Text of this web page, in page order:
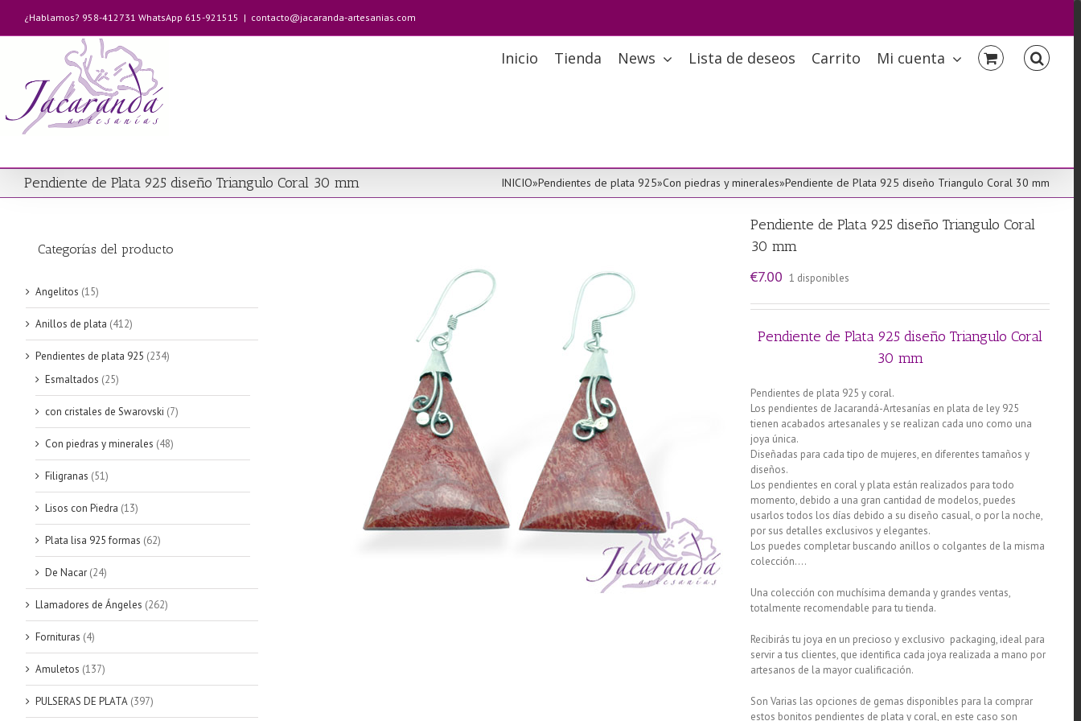
contenido
¿Hablamos? 958-412731 WhatsApp 615-921515 | contacto@jacaranda-artesanias.com
Inicio Tienda News Lista de deseos Carrito Mi cuenta
Pendiente de Plata 925 diseño Triangulo Coral 30 mm INICIO»Pendientes de plata 925»Con piedras y minerales»Pendiente de Plata 925 diseño Triangulo Coral 30 mm
Pendiente de Plata 925 diseño Triangulo Coral
30 mm
€7.00 1 disponibles
Pendiente de Plata 925 diseño Triangulo Coral
30 mm
Pendientes de plata 925 y coral.
Los pendientes de Jacarandá-Artesanías en plata de ley 925
tienen acabados artesanales y se realizan cada uno como una
joya única.
Diseñadas para cada tipo de mujeres, en diferentes tamaños y
diseños.
Los pendientes en coral y plata están realizados para todo
momento, debido a una gran cantidad de modelos, puedes
usarlos todos los días debido a su diseño casual, o por la noche,
por sus detalles exclusivos y elegantes.
Los puedes completar buscando anillos o colgantes de la misma
colección….
Una colección con muchísima demanda y grandes ventas,
totalmente recomendable para tu tienda.
Recibirás tu joya en un precioso y exclusivo packaging, ideal para
servir a tus clientes, que identifica cada joya realizada a mano por
artesanos de la mayor cualificación.
Son Varias las opciones de gemas disponibles para la comprar
estos bonitos pendientes de plata y coral, en este caso son
Categorías del producto
Angelitos (15)
Anillos de plata (412)
Pendientes de plata 925 (234)
Esmaltados (25)
con cristales de Swarovski (7)
Con piedras y minerales (48)
Filigranas (51)
Lisos con Piedra (13)
Plata lisa 925 formas (62)
De Nacar (24)
Llamadores de Ángeles (262)
Fornituras (4)
Amuletos (137)
PULSERAS DE PLATA (397)